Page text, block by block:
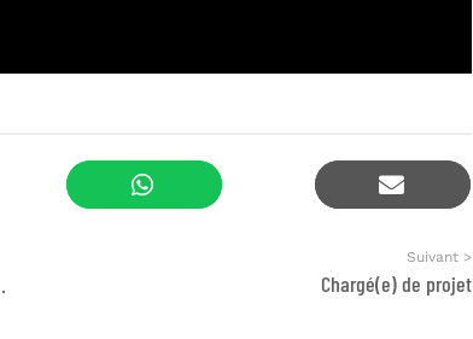
Suivant >
Chargé(e) de projet